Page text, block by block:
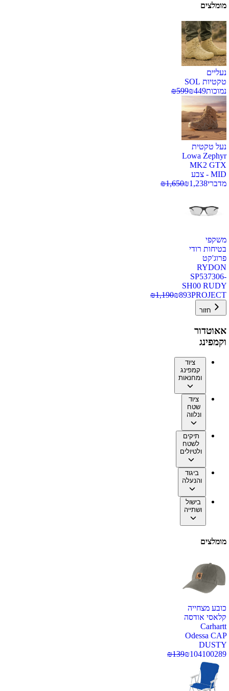
מומלצים
נעליים
טקטיות SOL
נמוכות
₪449
₪599
נעל טקטית
Lowa Zephyr
MK2 GTX
MID - צבע
מדברי
₪1,238
₪1,650
משקפי
בטיחות רודי
פרוג'קט
RYDON
SP537306-
SH00 RUDY
PROJECT
₪893
₪1,190
חזור
אאוטדור
וקמפינג
ציוד
קמפינג
ומחנאות
ציוד
שטח
ונלווה
תיקים
לשטח
ולטיולים
ביגוד
והנעלה
בישול
ושתייה
מומלצים
כובע מצחייה
קלאסי אודסה
Carhartt
Odessa CAP
DUSTY
100289
₪104
₪139